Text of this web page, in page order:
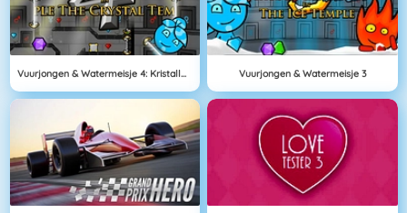
Vuurjongen & Watermeisje 4: Kristallen Tempel Vuurjongen & Watermeisje 3